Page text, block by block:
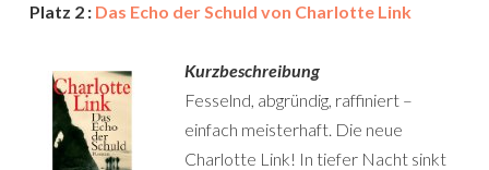
Platz 2 : Das Echo der Schuld von Charlotte Link
Kurzbeschreibung
Fesselnd, abgründig, raffiniert –
einfach meisterhaft. Die neue
Charlotte Link! In tiefer Nacht sinkt